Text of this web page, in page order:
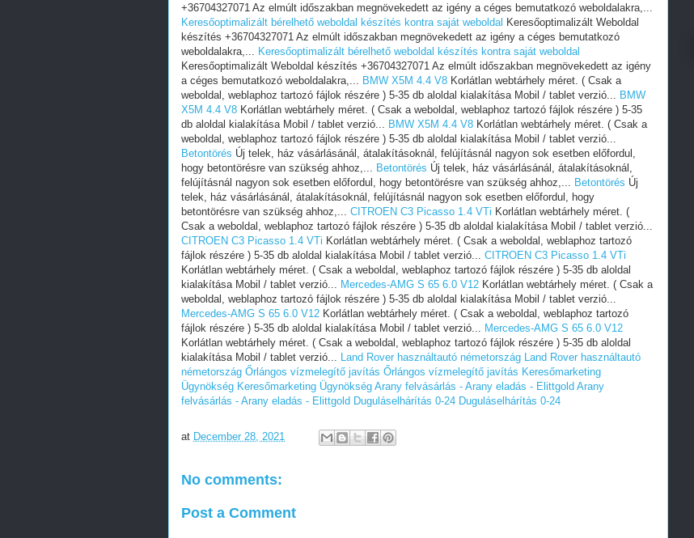
+36704327071 Az elmúlt időszakban megnövekedett az igény a céges bemutatkozó weboldalakra,...
Keresőoptimalizált bérelhető weboldal készítés kontra saját weboldal Keresőoptimalizált Weboldal
készítés +36704327071 Az elmúlt időszakban megnövekedett az igény a céges bemutatkozó
weboldalakra,... Keresőoptimalizált bérelhető weboldal készítés kontra saját weboldal
Keresőoptimalizált Weboldal készítés +36704327071 Az elmúlt időszakban megnövekedett az igény
a céges bemutatkozó weboldalakra,... BMW X5M 4.4 V8 Korlátlan webtárhely méret. ( Csak a
weboldal, weblaphoz tartozó fájlok részére ) 5-35 db aloldal kialakítása Mobil / tablet verzió... BMW
X5M 4.4 V8 Korlátlan webtárhely méret. ( Csak a weboldal, weblaphoz tartozó fájlok részére ) 5-35
db aloldal kialakítása Mobil / tablet verzió... BMW X5M 4.4 V8 Korlátlan webtárhely méret. ( Csak a
weboldal, weblaphoz tartozó fájlok részére ) 5-35 db aloldal kialakítása Mobil / tablet verzió...
Betontörés Új telek, ház vásárlásánál, átalakításoknál, felújításnál nagyon sok esetben előfordul,
hogy betontörésre van szükség ahhoz,... Betontörés Új telek, ház vásárlásánál, átalakításoknál,
felújításnál nagyon sok esetben előfordul, hogy betontörésre van szükség ahhoz,... Betontörés Új
telek, ház vásárlásánál, átalakításoknál, felújításnál nagyon sok esetben előfordul, hogy
betontörésre van szükség ahhoz,... CITROEN C3 Picasso 1.4 VTi Korlátlan webtárhely méret. (
Csak a weboldal, weblaphoz tartozó fájlok részére ) 5-35 db aloldal kialakítása Mobil / tablet verzió...
CITROEN C3 Picasso 1.4 VTi Korlátlan webtárhely méret. ( Csak a weboldal, weblaphoz tartozó
fájlok részére ) 5-35 db aloldal kialakítása Mobil / tablet verzió... CITROEN C3 Picasso 1.4 VTi
Korlátlan webtárhely méret. ( Csak a weboldal, weblaphoz tartozó fájlok részére ) 5-35 db aloldal
kialakítása Mobil / tablet verzió... Mercedes-AMG S 65 6.0 V12 Korlátlan webtárhely méret. ( Csak a
weboldal, weblaphoz tartozó fájlok részére ) 5-35 db aloldal kialakítása Mobil / tablet verzió...
Mercedes-AMG S 65 6.0 V12 Korlátlan webtárhely méret. ( Csak a weboldal, weblaphoz tartozó
fájlok részére ) 5-35 db aloldal kialakítása Mobil / tablet verzió... Mercedes-AMG S 65 6.0 V12
Korlátlan webtárhely méret. ( Csak a weboldal, weblaphoz tartozó fájlok részére ) 5-35 db aloldal
kialakítása Mobil / tablet verzió... Land Rover használtautó németország Land Rover használtautó
németország Őrlángos vízmelegítő javítás Őrlángos vízmelegítő javítás Keresőmarketing
Ügynökség Keresőmarketing Ügynökség Arany felvásárlás - Arany eladás - Elittgold Arany
felvásárlás - Arany eladás - Elittgold Duguláselhárítás 0-24 Duguláselhárítás 0-24
at December 28, 2021
No comments:
Post a Comment